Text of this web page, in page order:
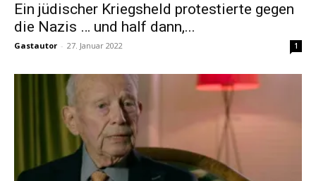
Ein jüdischer Kriegsheld protestierte gegen
die Nazis … und half dann,...
Gastautor - 27. Januar 2022 1